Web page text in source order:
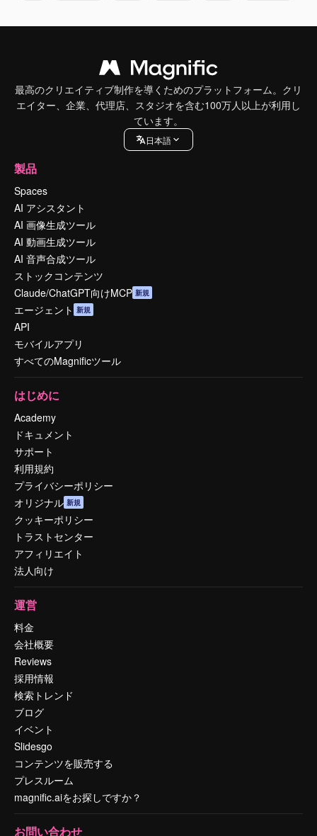
最高のクリエイティブ制作を導くためのプラットフォーム。クリ
エイター、企業、代理店、スタジオを含む100万人以上が利用し
ています。
日本語
製品
Spaces
AI アシスタント
AI 画像生成ツール
AI 動画生成ツール
AI 音声合成ツール
ストックコンテンツ
Claude/ChatGPT向けMCP 新規
エージェント 新規
API
モバイルアプリ
すべてのMagnificツール
はじめに
Academy
ドキュメント
サポート
利用規約
プライバシーポリシー
オリジナル 新規
クッキーポリシー
トラストセンター
アフィリエイト
法人向け
運営
料金
会社概要
Reviews
採用情報
検索トレンド
ブログ
イベント
Slidesgo
コンテンツを販売する
プレスルーム
magnific.aiをお探しですか？
お問い合わせ